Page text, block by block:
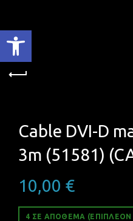
Ανοίξτε τη γραμμή εργαλείων
Cable DVI-D
3m (51581)
10,00 €
4 ΣΕ ΑΠΌΘΕΜΑ